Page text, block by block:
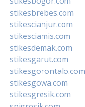
stikesbrebes.com
stikescianjur.com
stikesciamis.com
stikesdemak.com
stikesgarut.com
stikesgorontalo.com
stikesgowa.com
stikesgresik.com